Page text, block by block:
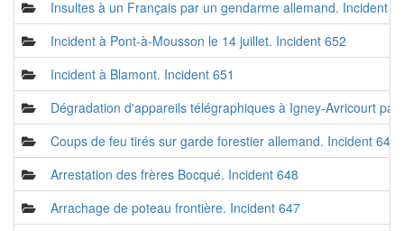
Insultes à un Français par un gendarme allemand. Incident
Incident à Pont-à-Mousson le 14 juillet. Incident 652
Incident à Blamont. Incident 651
Dégradation d'appareils télégraphiques à Igney-Avricourt
Coups de feu tirés sur garde forestier allemand. Incident 649
Arrestation des frères Bocqué. Incident 648
Arrachage de poteau frontière. Incident 647